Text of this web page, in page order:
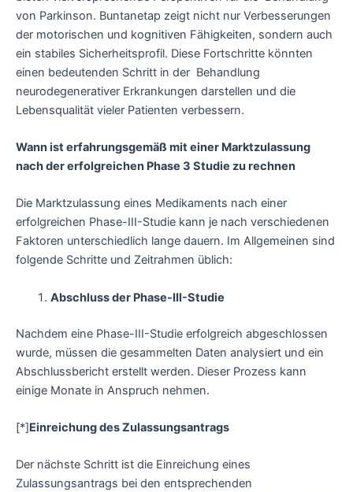
von Parkinson. Buntanetap zeigt nicht nur Verbesserungen
der motorischen und kognitiven Fähigkeiten, sondern auch
ein stabiles Sicherheitsprofil. Diese Fortschritte könnten
einen bedeutenden Schritt in der Behandlung
neurodegenerativer Erkrankungen darstellen und die
Lebensqualität vieler Patienten verbessern.
Wann ist erfahrungsgemäß mit einer Marktzulassung
nach der erfolgreichen Phase 3 Studie zu rechnen
Die Marktzulassung eines Medikaments nach einer
erfolgreichen Phase-III-Studie kann je nach verschiedenen
Faktoren unterschiedlich lange dauern. Im Allgemeinen sind
folgende Schritte und Zeitrahmen üblich:
Abschluss der Phase-III-Studie
Nachdem eine Phase-III-Studie erfolgreich abgeschlossen
wurde, müssen die gesammelten Daten analysiert und ein
Abschlussbericht erstellt werden. Dieser Prozess kann
einige Monate in Anspruch nehmen.
[*]Einreichung des Zulassungsantrags
Der nächste Schritt ist die Einreichung eines
Zulassungsantrags bei den entsprechenden